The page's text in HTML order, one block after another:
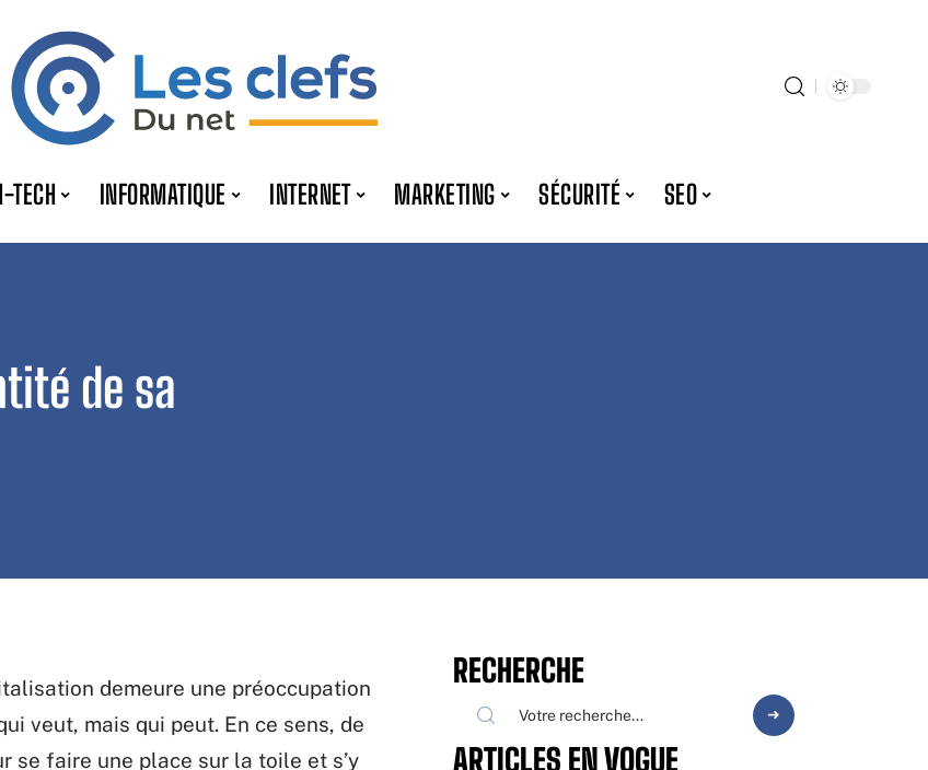
TECH INFORMATIQUE INTERNET MARKETING SÉCURITÉ SEO
de sa
demeure une préoccupation
veut, mais qui peut. En ce sens, de
se faire une place sur la toile et s’y
RECHERCHE
ARTICLES EN VOGUE